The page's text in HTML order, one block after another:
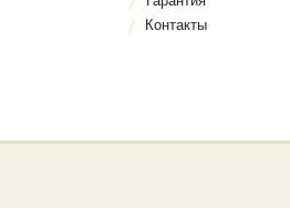
Контакты